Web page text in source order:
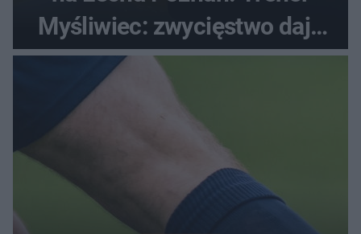
Myśliwiec: zwycięstwo daje
satysfakcję